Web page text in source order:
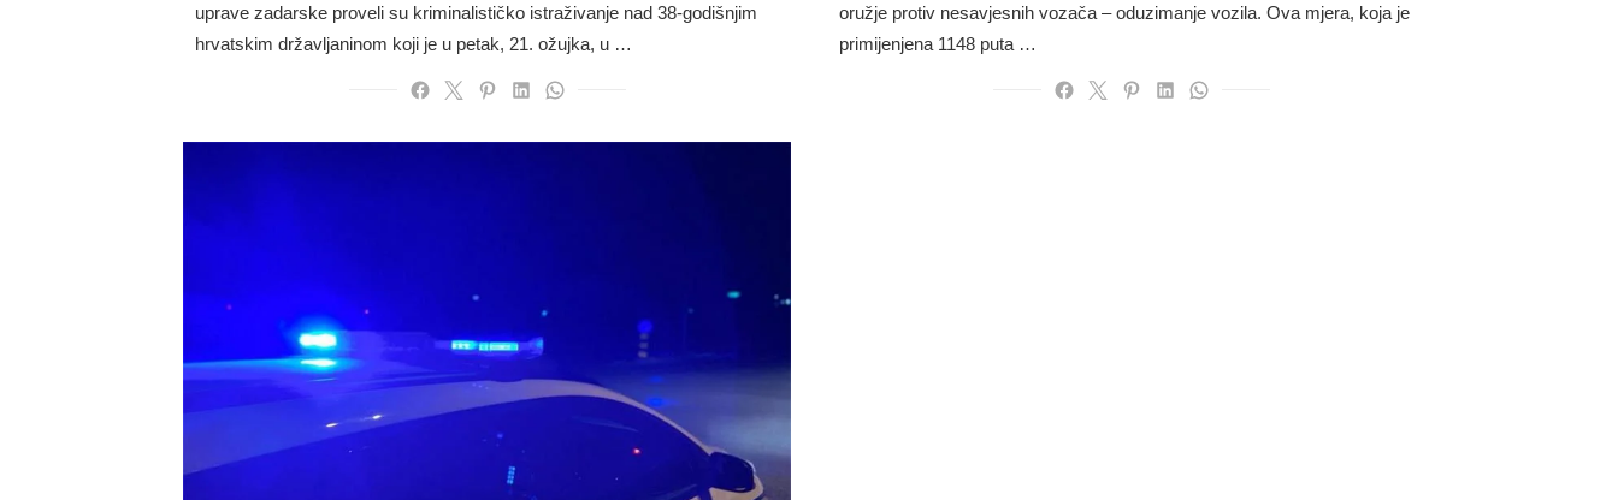
uprave zadarske proveli su kriminalističko istraživanje nad 38-godišnjim
hrvatskim državljaninom koji je u petak, 21. ožujka, u …
oružje protiv nesavjesnih vozača – oduzimanje vozila. Ova mjera, koja je
primijenjena 1148 puta …